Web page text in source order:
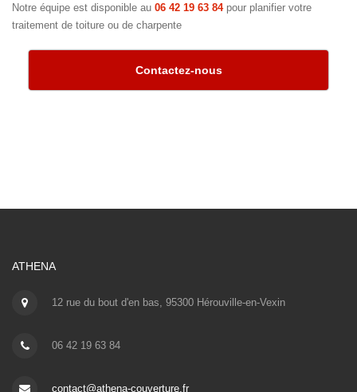
Notre équipe est disponible au 06 42 19 63 84pour planifier votre
traitement de toiture ou de charpente
Contactez-nous
ATHENA
12 rue du bout d'en bas, 95300 Hérouville-en-Vexin
06 42 19 63 84
contact@athena-couverture.fr